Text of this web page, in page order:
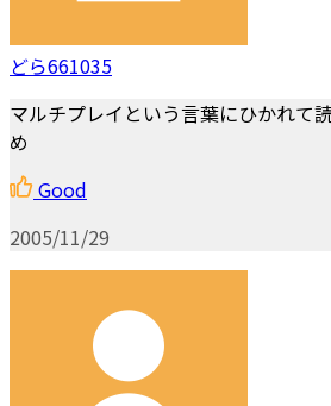
どら661035
マルチプレイという言葉にひかれて
め
Good
2005/11/29